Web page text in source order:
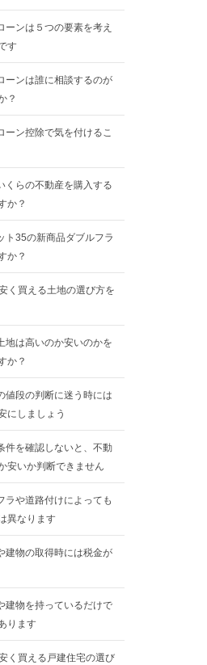
ーンは５つの要素を考え
す
ーンは誰に相談するのが
？
ーン控除で気を付けるこ
くらの不動産を購入する
か？
ト35の新商品ダブルフラ
か？
く買える土地の選び方を
地は高いのか安いのかを
か？
値段の判断に迷う時には
にしましょう
件を確認しないと、不動
安いか判断できません
ラや道路付けによっても
異なります
建物の取得時には税金が
建物を持っているだけで
ります
く買える戸建住宅の選び